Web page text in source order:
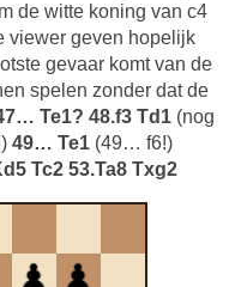
de witte koning van c4
viewer geven hopelijk
gevaar komt van de
spelen zonder dat de
Te1? 48.f3 Td1 (nog
49… Te1 (49… f6!)
Tc2 53.Ta8 Txg2